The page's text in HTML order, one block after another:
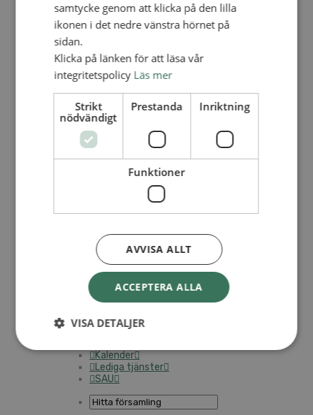
Lediga tjänster
FÖR FÖRSAMLINGAR
FÖRDJUPNING OCH UTVECKLING
Missionella initiativ
Smågrupper
Skapelse och miljö
Gudstjänst
Vänförsamling
Integrationsarbete
För barns bästa – överallt
Missionsinspiratörens verktygslåda
Redovisning och lönehantering
Kyrkoavgiften
LOGGA IN
Personalförsäkringar
SAMP – personalförbundet
Kalender
Lediga tjänster
SAU
samtycke genom att klicka på den lilla
ikonen i det nedre vänstra hörnet på
sidan.
Klicka på länken för att läsa vår
integritetspolicy Läs mer
Strikt
nödvändigt
Prestanda Inriktning
Funktioner
ACCEPTERA ALLA
AVVISA ALLT
VISA DETALJER